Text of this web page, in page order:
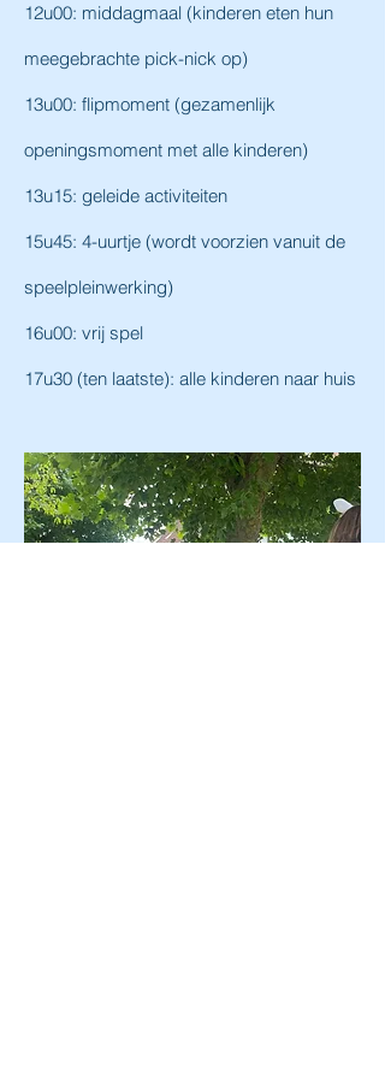
12u00: middagmaal (kinderen eten hun
meegebrachte pick-nick op)
13u00: flipmoment (gezamenlijk
openingsmoment met alle kinderen)
13u15: geleide activiteiten
15u45: 4-uurtje (wordt voorzien vanuit de
speelpleinwerking)
16u00: vrij spel
17u30 (ten laatste): alle kinderen naar huis